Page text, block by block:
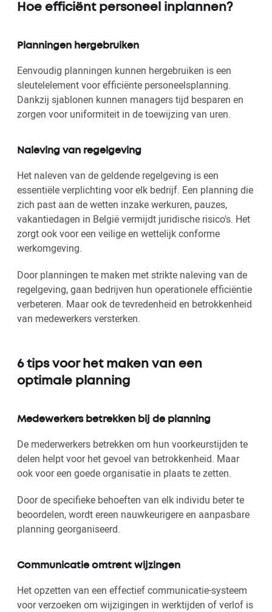
Hoe efficiënt personeel inplannen?
Planningen hergebruiken
Eenvoudig planningen kunnen hergebruiken is een
sleutelelement voor efficiënte personeelsplanning.
Dankzij sjablonen kunnen managers tijd besparen en
zorgen voor uniformiteit in de toewijzing van uren.
Naleving van regelgeving
Het naleven van de geldende regelgeving is een
essentiële verplichting voor elk bedrijf. Een planning die
zich past aan de wetten inzake werkuren, pauzes,
vakantiedagen in België vermijdt juridische risico's. Het
zorgt ook voor een veilige en wettelijk conforme
werkomgeving.
Door planningen te maken met strikte naleving van de
regelgeving, gaan bedrijven hun operationele efficiëntie
verbeteren. Maar ook de tevredenheid en betrokkenheid
van medewerkers versterken.
6 tips voor het maken van een
optimale planning
Medewerkers betrekken bij de planning
De mederwerkers betrekken om hun voorkeurstijden te
delen helpt voor het gevoel van betrokkenheid. Maar
ook voor een goede organisatie in plaats te zetten.
Door de specifieke behoeften van elk individu beter te
beoordelen, wordt ereen nauwkeurigere en aanpasbare
planning georganiseerd.
Communicatie omtrent wijzingen
Het opzetten van een effectief communicatie-systeem
voor verzoeken om wijzigingen in werktijden of verlof is